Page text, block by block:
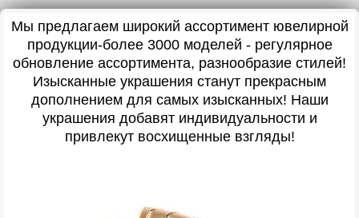
Мы предлагаем широкий ассортимент ювелирной
продукции-более 3000 моделей - регулярное
обновление ассортимента, разнообразие стилей!
Изысканные украшения станут прекрасным
дополнением для самых изысканных! Наши
украшения добавят индивидуальности и
привлекут восхищенные взгляды!